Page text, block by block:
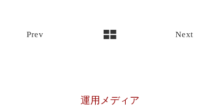
Next
Prev
運用メディア